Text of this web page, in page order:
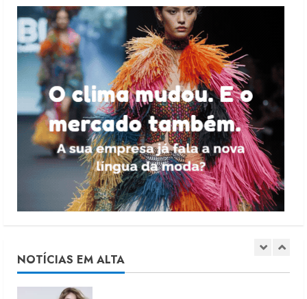
liberação
de
microplásticos
NOTÍCIAS EM ALTA
4
Fakini prevê R$345 milhões de
receita em 2026
4 de agosto de 2026
5
Projeto testa passaporte digital na
moda nacional
4 de agosto de 2026
1
7 de agosto de 2026